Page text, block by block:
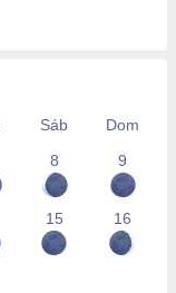
Sáb
Dom
8 9
15 16